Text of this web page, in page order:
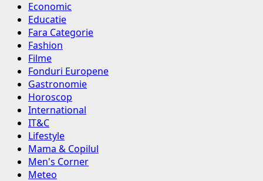
Economic
Educatie
Fara Categorie
Fashion
Filme
Fonduri Europene
Gastronomie
Horoscop
International
IT&C
Lifestyle
Mama & Copilul
Men's Corner
Meteo